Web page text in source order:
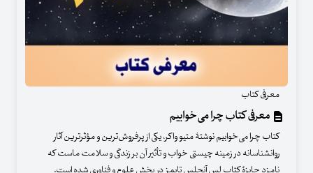
معرفی کتاب
معرفی کتاب چرا می‌خوابیم
کتاب چرا می‌خوابیم نوشتۀ متیو واکر، یکی از پرفروش‌ترین و مؤثرترین آثار
روانشناسانه در زمینه چیستی خواب و تأثیر آن بر زندگی و سلامت ماست که
نامزد جایزۀ کتاب لس آنجلس تایمز در بخش علوم و فناوری شده است.